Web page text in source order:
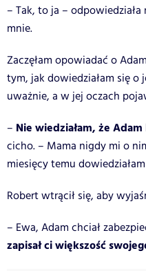
– Tak, to ja –
mnie.
Zaczęłam opowiadać o
tym, jak dowiedziałam się o
uważnie, a w jej oczach
– Nie wiedziałam, że
cicho. – Mama nigdy mi o
miesięcy temu
Robert wtrącił się, aby
– Ewa, Adam chciał
zapisał ci większość